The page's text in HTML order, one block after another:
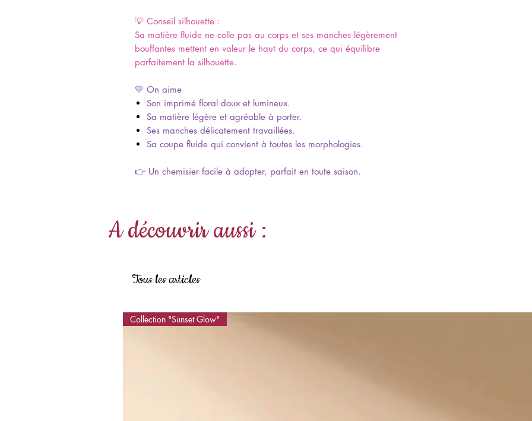
💡 Conseil silhouette :
Sa matière fluide ne colle pas au corps et ses manches légèrement
bouffantes mettent en valeur le haut du corps, ce qui équilibre
parfaitement la silhouette.
💛 On aime
Son imprimé floral doux et lumineux.
Sa matière légère et agréable à porter.
Ses manches délicatement travaillées.
Sa coupe fluide qui convient à toutes les morphologies.
👉 Un chemisier facile à adopter, parfait en toute saison.
A découvrir aussi :
Tous les articles
Collection "Sunset Glow"